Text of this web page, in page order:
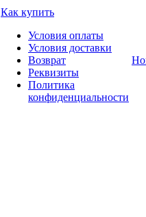
Как купить
Условия оплаты
Условия доставки
Возврат
Реквизиты
Политика
конфиденциальности